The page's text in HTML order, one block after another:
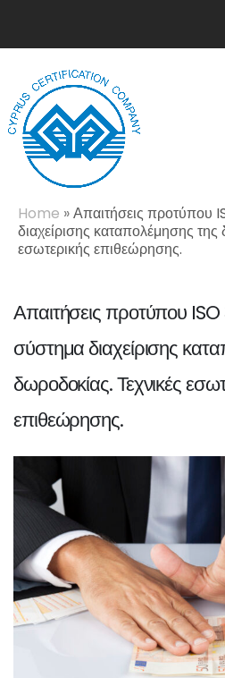
Home »Απαιτήσεις προτύπου
διαχείρισης καταπολέμησης της
εσωτερικής επιθεώρησης.
Απαιτήσεις προτύπου
σύστημα διαχείρισης
δωροδοκίας. Τεχνικές
επιθεώρησης.